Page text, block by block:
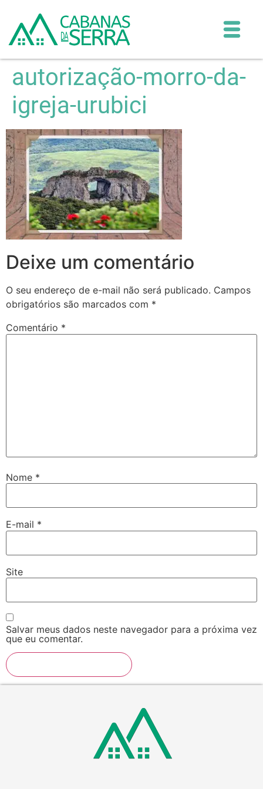
autorização-morro-da-
igreja-urubici
Deixe um comentário
O seu endereço de e-mail não será publicado. Campos
obrigatórios são marcados com *
Comentário *
Nome *
E-mail *
Site
Salvar meus dados neste navegador para a próxima vez
que eu comentar.